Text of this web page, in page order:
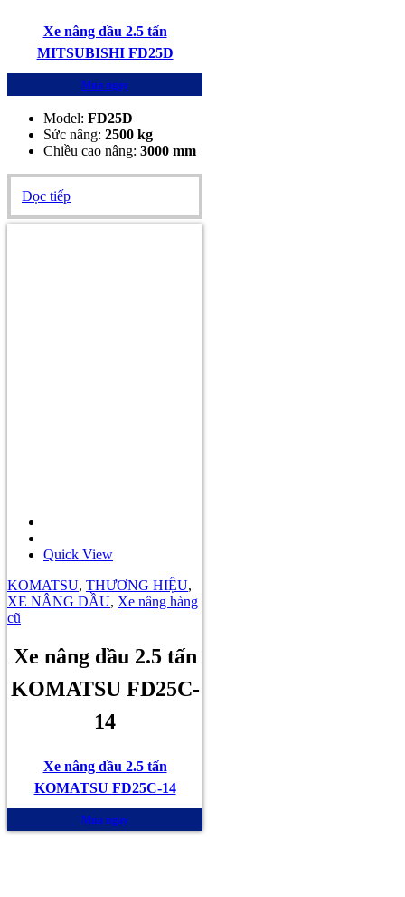
Xe nâng dầu 2.5 tấn
MITSUBISHI FD25D
Mua ngay
Model: FD25D
Sức nâng: 2500 kg
Chiều cao nâng: 3000 mm
Đọc tiếp
Quick View
KOMATSU, THƯƠNG HIỆU,
XE NÂNG DẦU, Xe nâng hàng
cũ
Xe nâng dầu 2.5 tấn
KOMATSU FD25C-
14
Xe nâng dầu 2.5 tấn
KOMATSU FD25C-14
Mua ngay